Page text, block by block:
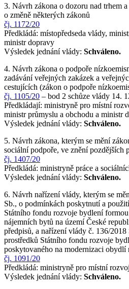
3. Návrh zákona o dozoru nad trhem
o změně některých zákonů
čj. 1172/20
Předkládá: místopředseda vlády,
ministr dopravy
Výsledek jednání vlády: Schváleno.
4. Návrh zákona o podpoře
zadávání veřejných zakázek a
cestujících (zákon o podpoře
čj. 1105/20 – bod 2 schůze vlády 14.
Předkládají: ministryně pro místní
ministr průmyslu a obchodu a ministr
Výsledek jednání vlády: Schváleno.
5. Návrh zákona, kterým se mění
sociální podpoře, ve znění pozdějších
čj. 1407/20
Předkládá: ministryně práce a
Výsledek jednání vlády: Schváleno.
6. Návrh nařízení vlády, kterým se
Sb., o podmínkách poskytnutí a
Státního fondu rozvoje bydlení
nájemních bytů na území České
předpisů, a nařízení vlády č. 136/
prostředků Státního fondu rozvoje
poskytovaného na modernizaci
čj. 1091/20
Předkládá: ministryně pro místní rozvoj
Výsledek jednání vlády: Schváleno.